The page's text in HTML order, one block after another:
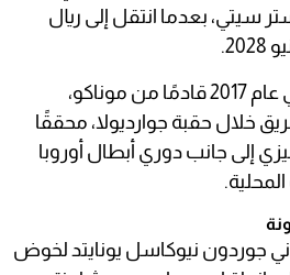
سيتي، بعدما انتقل إلى ريال
ووصل سيلفا إلى السيتي عام 2017 قادمًا من موناكو،
خلال حقبة جوارديولا، محققًا
إلى جانب دوري أبطال أوروبا
جوردون نيوكاسل يونايتد لخوض